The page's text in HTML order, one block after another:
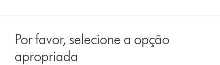
Por favor, selecione a opção
apropriada